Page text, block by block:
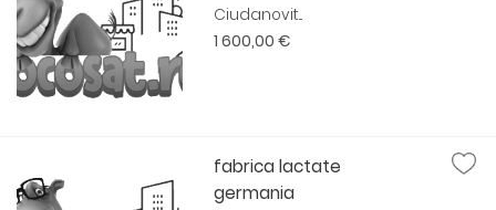
Ciudanovit...
1 600,00 €
fabrica lactate
germania